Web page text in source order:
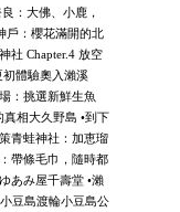
：大佛、小鹿，
戶：櫻花滿開的北
社 Chapter.4 放空
初體驗奧入瀨溪
：挑選新鮮生魚
相大久野島 •到下
青蛙神社：加恵瑠
帶條毛巾，隨時都
あみ屋千壽堂 •瀨
豆島渡輪小豆島公